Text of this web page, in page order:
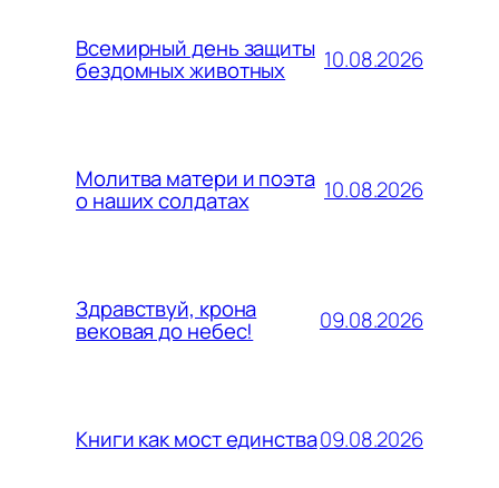
Всемирный день защиты
бездомных животных 10.08.2026
Молитва матери и поэта
о наших солдатах 10.08.2026
Здравствуй, крона
вековая до небес! 09.08.2026
Книги как мост единства09.08.2026